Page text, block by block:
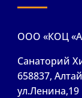
ООО «КОЦ
Санаторий
658837,
ул.Ленина,19